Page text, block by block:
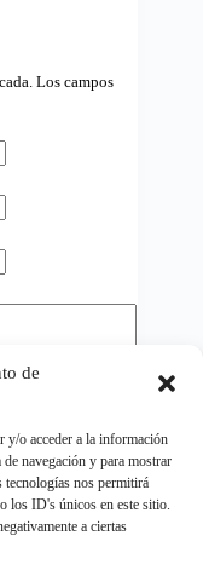
de
y/o acceder a la información
navegación y para mostrar
tecnologías nos permitirá
los ID's únicos en este sitio.
a ciertas
Los campos